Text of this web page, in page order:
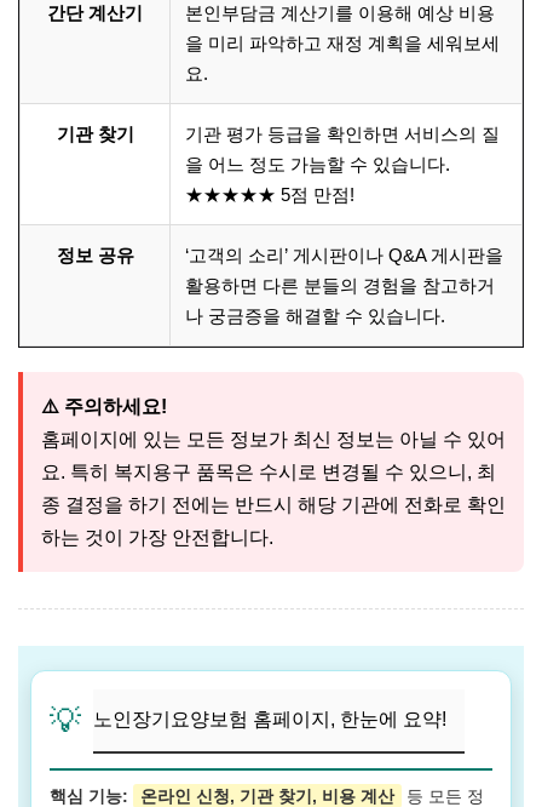
간단 계산기
본인부담금 계산기를 이용해 예상 비용
을 미리 파악하고 재정 계획을 세워보세
요.
기관 찾기
기관 평가 등급을 확인하면 서비스의 질
을 어느 정도 가늠할 수 있습니다.
★★★★★ 5점 만점!
정보 공유
‘고객의 소리’ 게시판이나 Q&A 게시판을
활용하면 다른 분들의 경험을 참고하거
나 궁금증을 해결할 수 있습니다.
⚠️ 주의하세요!
홈페이지에 있는 모든 정보가 최신 정보는 아닐 수 있어
요. 특히 복지용구 품목은 수시로 변경될 수 있으니, 최
종 결정을 하기 전에는 반드시 해당 기관에 전화로 확인
하는 것이 가장 안전합니다.
💡 노인장기요양보험 홈페이지, 한눈에 요약!
핵심 기능: 온라인 신청, 기관 찾기, 비용 계산
등 모든 정